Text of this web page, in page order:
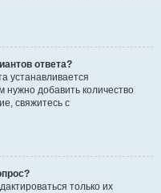
ответа?
устанавливается
добавить количество
свяжитесь с
только их